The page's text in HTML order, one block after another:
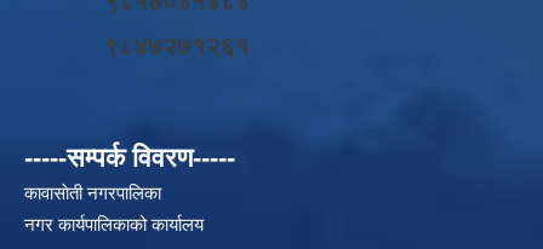
९८४७२७१२६१
-----सम्पर्क विवरण-----
कावासाेती नगरपालिका
नगर कार्यपालिकाको कार्यालय